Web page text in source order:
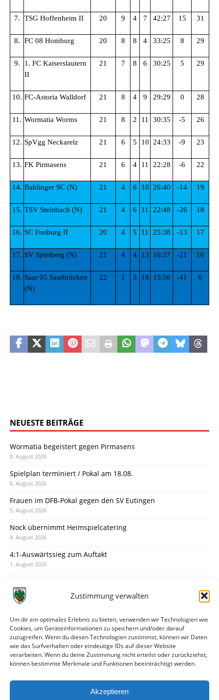
Zustimmung verwalten
Um dir ein optimales Erlebnis zu bieten, verwenden wir Technologien wie
Cookies, um Geräteinformationen zu speichern und/oder darauf
zuzugreifen. Wenn du diesen Technologien zustimmst, können wir Daten
wie das Surfverhalten oder eindeutige IDs auf dieser Website
verarbeiten. Wenn du deine Zustimmung nicht erteilst oder zurückziehst,
können bestimmte Merkmale und Funktionen beeinträchtigt werden.
Akzeptieren
7. TSG Hoffenheim II 20 9 4 7 42:27 15 31
8. FC 08 Homburg 20 8 8 4 33:25 8 29
9.
1. FC Kaiserslautern
II
21 7 8 6 30:25 5 29
10. FC-Astoria Walldorf 21 8 4 9 29:29 0 28
11. Wormatia Worms 21 8 2 11 30:35 -5 26
12. SpVgg Neckarelz 21 6 5 10 24:33 -9 23
13. FK Pirmasens 21 6 4 11 22:28 -6 22
14. Bahlinger SC (N) 21 4 6 10 26:40 -14 19
15. TSV Steinbach (N) 21 4 6 11 22:48 -26 18
16. SC Freiburg II 20 4 5 11 25:38 -13 17
17. SV Spielberg (N) 21 4 4 13 16:37 -21 16
18. Saar 05 Saarbrücken
(N)
22 1 3 18 15:56 -41 6
NEUESTE BEITRÄGE
Wormatia begeistert gegen Pirmasens
8. August 2026
Spielplan terminiert / Pokal am 18.08.
6. August 2026
Frauen im DFB-Pokal gegen den SV Eutingen
5. August 2026
Nock übernimmt Heimspielcatering
4. August 2026
4:1-Auswärtssieg zum Auftakt
1. August 2026
31. Juli 2026
30. Juli 2026
Deine Spielminute: 89+1
28. Juli 2026
Neuer Rückensponsor
Neue Podcast-Folge: So tickt Björn!